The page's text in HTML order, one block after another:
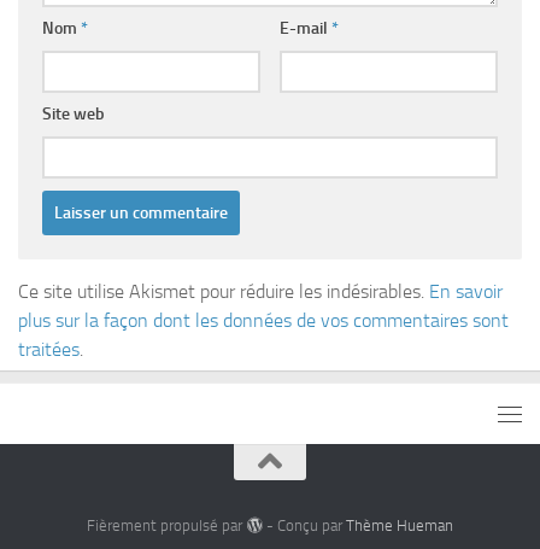
Nom * E-mail *
Site web
Ce site utilise Akismet pour réduire les indésirables. En savoir
plus sur la façon dont les données de vos commentaires sont
traitées.
Fièrement propulsé par - Conçu par Thème Hueman